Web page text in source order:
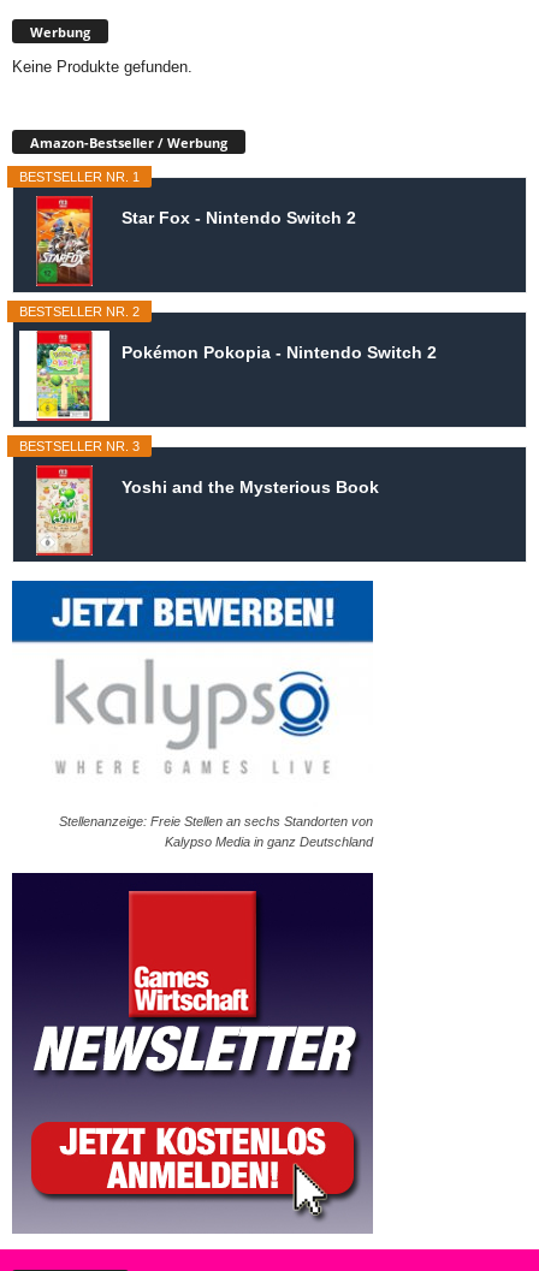
Werbung
Keine Produkte gefunden.
Amazon-Bestseller / Werbung
BESTSELLER NR. 1
Star Fox - Nintendo Switch 2
BESTSELLER NR. 2
Pokémon Pokopia - Nintendo Switch 2
BESTSELLER NR. 3
Yoshi and the Mysterious Book
Stellenanzeige: Freie Stellen an sechs Standorten von
Kalypso Media in ganz Deutschland